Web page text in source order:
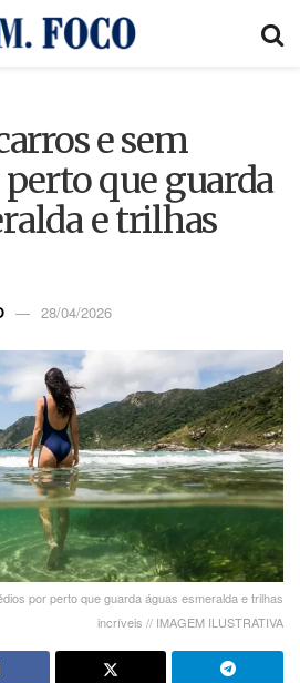
e sem
que guarda
e trilhas
28/04/2026
por perto que guarda águas esmeralda e trilhas
incríveis // IMAGEM ILUSTRATIVA